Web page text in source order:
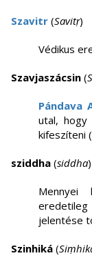
Szavitr (Savitṛ)
Védikus
Szavjaszácsin (
Pándava
utal,
kifeszíteni
sziddha (siddha)
Mennyei
jelentése
Szinhiká (